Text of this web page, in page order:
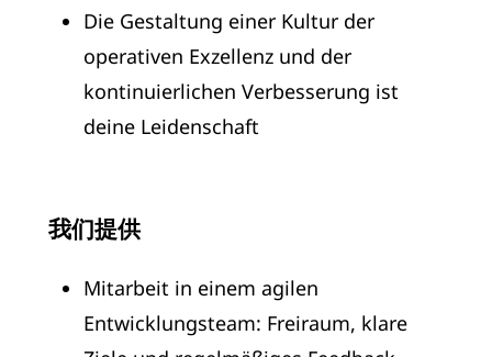
Die Gestaltung einer Kultur der
operativen Exzellenz und der
kontinuierlichen Verbesserung ist
deine Leidenschaft
我们提供
Mitarbeit in einem agilen
Entwicklungsteam: Freiraum, klare